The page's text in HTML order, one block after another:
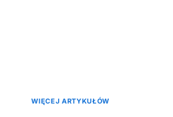
WIĘCEJ ARTYKUŁÓW